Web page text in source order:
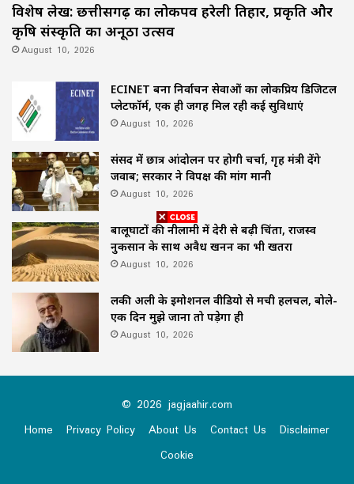
विशेष लेख: छत्तीसगढ़ का लोकपर्व हरेली तिहार, प्रकृति और
कृषि संस्कृति का अनूठा उत्सव
August 10, 2026
ECINET बना निर्वाचन सेवाओं का लोकप्रिय डिजिटल
प्लेटफॉर्म, एक ही जगह मिल रही कई सुविधाएं
August 10, 2026
संसद में छात्र आंदोलन पर होगी चर्चा, गृह मंत्री देंगे
जवाब; सरकार ने विपक्ष की मांग मानी
August 10, 2026
बालूघाटों की नीलामी में देरी से बढ़ी चिंता, राजस्व
नुकसान के साथ अवैध खनन का भी खतरा
August 10, 2026
लकी अली के इमोशनल वीडियो से मची हलचल, बोले-
एक दिन मुझे जाना तो पड़ेगा ही
August 10, 2026
© 2026 jagjaahir.com
Home
Privacy Policy About Us Contact Us
Disclaimer
Cookie